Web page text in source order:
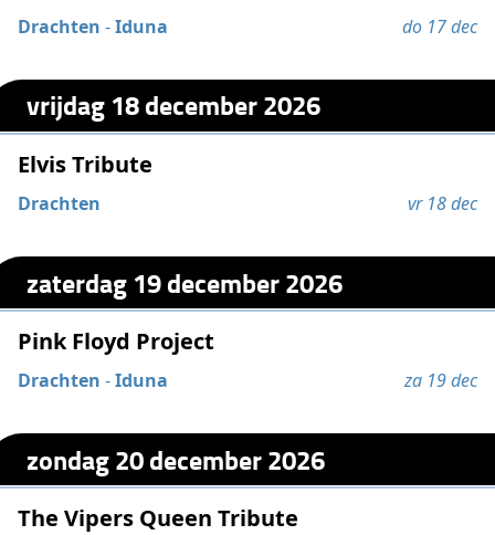
Drachten -Iduna do 17 dec
vrijdag 18 december 2026
Elvis Tribute
Drachten vr 18 dec
zaterdag 19 december 2026
Pink Floyd Project
Drachten -Iduna za 19 dec
zondag 20 december 2026
The Vipers Queen Tribute